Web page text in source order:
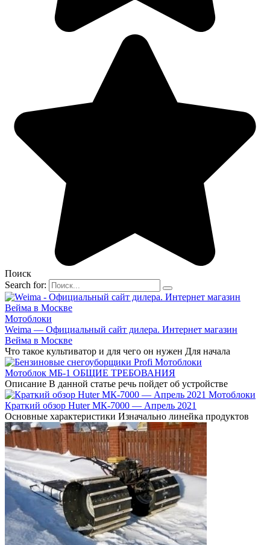
Поиск
Search for:
Мотоблоки
Weima — Официальный сайт дилера. Интернет магазин
Вейма в Москве
Что такое культиватор и для чего он нужен Для начала
Мотоблоки
Мотоблок МБ-1 ОБЩИЕ ТРЕБОВАНИЯ
Описание В данной статье речь пойдет об устройстве
Мотоблоки
Краткий обзор Huter МК-7000 — Апрель 2021
Основные характеристики Изначально линейка продуктов